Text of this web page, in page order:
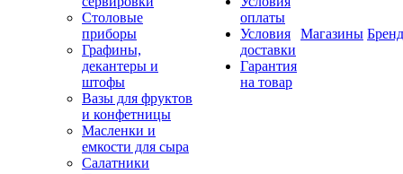
Столовые
приборы
Графины,
декантеры и
штофы
Вазы для фруктов
и конфетницы
Масленки и
емкости для сыра
Салатники
оплаты
Условия
доставки
Гарантия
на товар
Магазины